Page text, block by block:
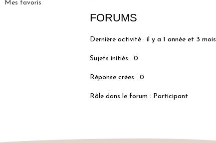
Mes favoris
FORUMS
Dernière activité : il y a 1 année et 3 mois
Sujets initiés : 0
Réponse crées : 0
Rôle dans le forum : Participant